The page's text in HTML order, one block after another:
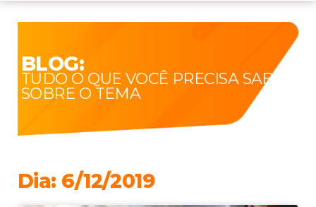
BLOG:
TUDO O QUE VOCÊ PRECISA SABER
SOBRE O TEMA
Dia: 6/12/2019